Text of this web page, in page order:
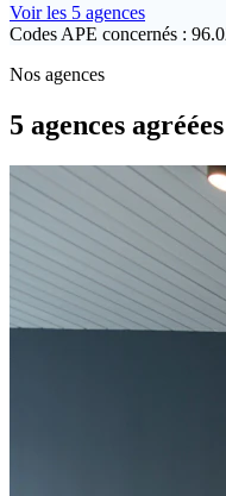
Voir les 5 agences
Codes APE concernés :
Nos agences
5 agences